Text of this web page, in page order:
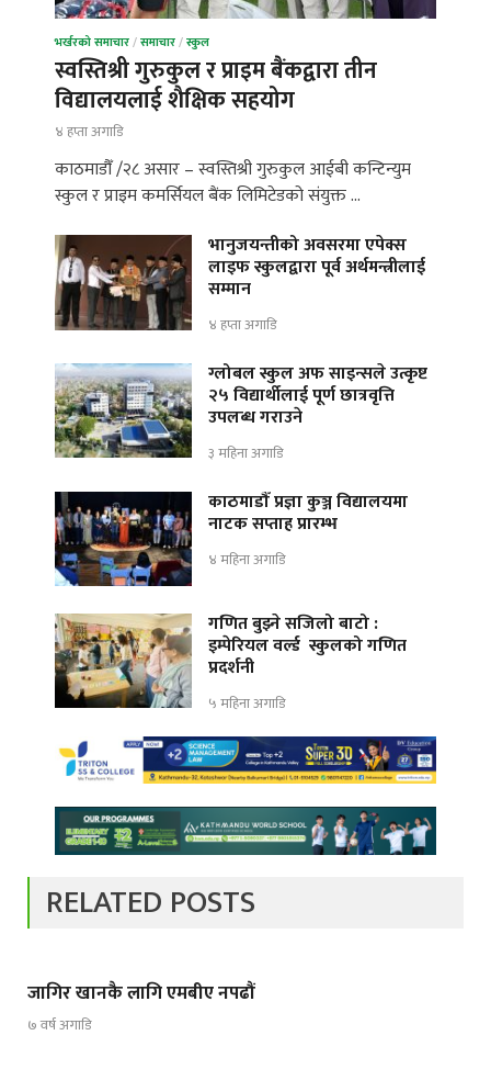
भर्खरको समाचार/समाचार/स्कुल
स्वस्तिश्री गुरुकुल र प्राइम बैंकद्वारा तीन
विद्यालयलाई शैक्षिक सहयोग
४ हप्ता अगाडि
काठमाडौँ /२८ असार – स्वस्तिश्री गुरुकुल आईबी कन्टिन्युम
स्कुल र प्राइम कमर्सियल बैंक लिमिटेडको संयुक्त …
भानुजयन्तीको अवसरमा एपेक्स
लाइफ स्कुलद्वारा पूर्व अर्थमन्त्रीलाई
सम्मान
४ हप्ता अगाडि
ग्लोबल स्कुल अफ साइन्सले उत्कृष्ट
२५ विद्यार्थीलाई पूर्ण छात्रवृत्ति
उपलब्ध गराउने
३ महिना अगाडि
काठमाडौँ प्रज्ञा कुञ्ज विद्यालयमा
नाटक सप्ताह प्रारम्भ
४ महिना अगाडि
गणित बुझ्ने सजिलो बाटो :
इम्पेरियल वर्ल्ड स्कुलको गणित
प्रदर्शनी
५ महिना अगाडि
RELATED POSTS
जागिर खानकै लागि एमबीए नपढौं
७ वर्ष अगाडि